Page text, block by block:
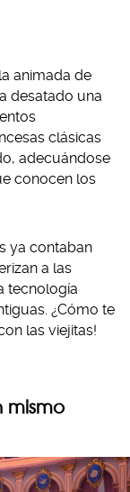
animada de
desatado una
clásicas
adecuándose
conocen los
ya contaban
a las
tecnología
¿Cómo te
las viejitas!
mismo